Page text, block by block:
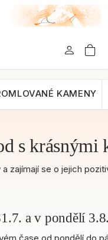
KAMENY
s krásnými
zajímají se o jejich
a v pondělí